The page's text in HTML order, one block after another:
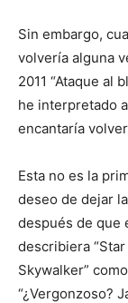
Sin embargo,
volvería alguna
2011 “Ataque al
he interpretado
encantaría
Esta no es la
deseo de dejar
después de que
describiera
Skywalker”
“¿Vergonzoso?